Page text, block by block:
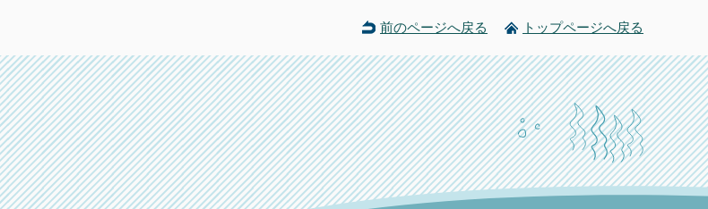
前のページへ戻る トップページへ戻る